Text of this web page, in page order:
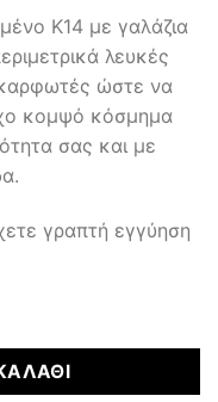
Κ14 με γαλάζια
λευκές
καρφωτές ώστε να
κομψό κόσμημα
σας και με
γραπτή εγγύηση